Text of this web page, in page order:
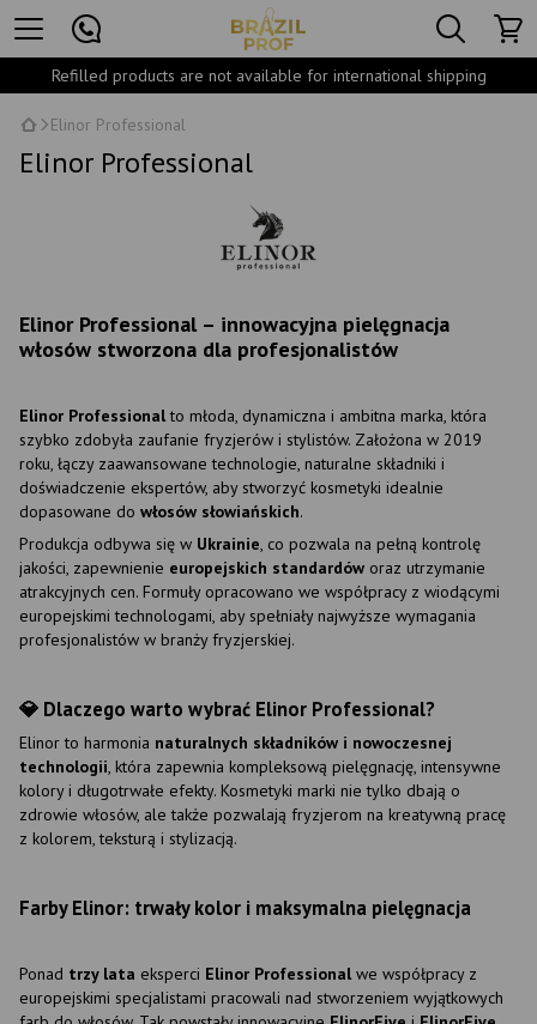
Refilled products are not available for international shipping
Elinor Professional
Elinor Professional
Elinor Professional – innowacyjna pielęgnacja
włosów stworzona dla profesjonalistów
Elinor Professionalto młoda, dynamiczna i ambitna marka, która
szybko zdobyła zaufanie fryzjerów i stylistów. Założona w 2019
roku, łączy zaawansowane technologie, naturalne składniki i
doświadczenie ekspertów, aby stworzyć kosmetyki idealnie
dopasowane do włosów słowiańskich.
Produkcja odbywa się w Ukrainie, co pozwala na pełną kontrolę
jakości, zapewnienie europejskich standardów oraz utrzymanie
atrakcyjnych cen. Formuły opracowano we współpracy z wiodącymi
europejskimi technologami, aby spełniały najwyższe wymagania
profesjonalistów w branży fryzjerskiej.
💎 Dlaczego warto wybrać Elinor Professional?
Elinor to harmonia naturalnych składników i nowoczesnej
technologii, która zapewnia kompleksową pielęgnację, intensywne
kolory i długotrwałe efekty. Kosmetyki marki nie tylko dbają o
zdrowie włosów, ale także pozwalają fryzjerom na kreatywną pracę
z kolorem, teksturą i stylizacją.
Farby Elinor: trwały kolor i maksymalna pielęgnacja
Ponad trzy lata eksperci Elinor Professionalwe współpracy z
europejskimi specjalistami pracowali nad stworzeniem wyjątkowych